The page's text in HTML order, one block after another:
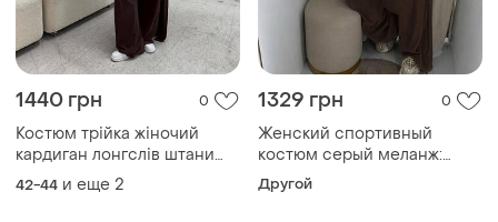
1440 грн 0
Костюм трійка жіночий
кардиган лонгслів штани
чорний, шоколад, меланж
42-44 и еще 2
1329 грн 0
Женский спортивный
костюм серый меланж:
укороченное зип-худи на
затяжке и широкие штаны
Другой